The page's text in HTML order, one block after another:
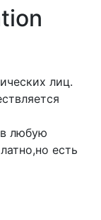
лиц.
любую
есть